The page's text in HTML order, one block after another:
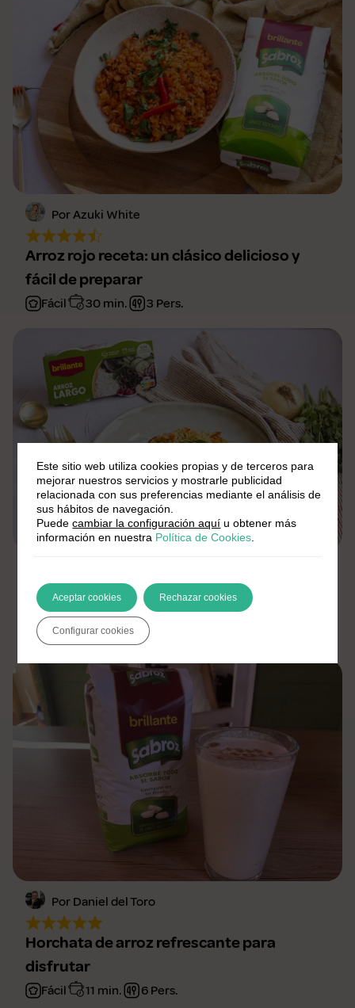
Por Azuki White
Arroz rojo receta: un clásico delicioso y
fácil de preparar
Fácil 30 min. 3 Pers.
Arroz primavera: receta fácil y sabrosa
Fácil 15 min. 4 Pers.
Por Daniel del Toro
Horchata de arroz refrescante para
disfrutar
Fácil 11 min. 6 Pers.
Este sitio web utiliza cookies propias y de terceros para
mejorar nuestros servicios y mostrarle publicidad
relacionada con sus preferencias mediante el análisis de
sus hábitos de navegación.
Puedecambiar la configuración aquí u obtener más
información en nuestra Política de Cookies
Aceptar cookies Rechazar cookies
Configurar cookies